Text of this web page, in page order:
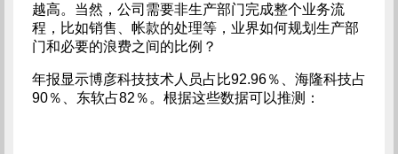
越高。当然，公司需要非生产部门完成整个业务流
程，比如销售、帐款的处理等，业界如何规划生产部
门和必要的浪费之间的比例？
年报显示博彦科技技术人员占比92.96％、海隆科技占
90％、东软占82％。根据这些数据可以推测：